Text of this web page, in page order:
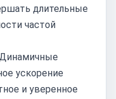
длительные
частой
ускорение
и уверенное